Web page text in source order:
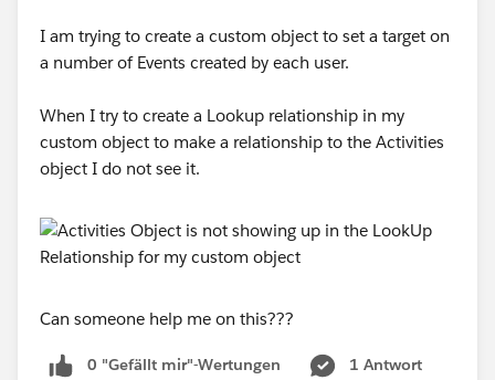
I am trying to create a custom object to set a target on
a number of Events created by each user.
When I try to create a Lookup relationship in my
custom object to make a relationship to the Activities
object I do not see it.
Can someone help me on this???
0 "Gefällt mir"-Wertungen
1 Antwort